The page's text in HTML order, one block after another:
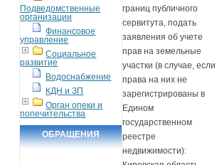
Подведомственные
организации
Финансовое
управление
Социальное
развитие
Водоснабжение
КДН и ЗП
Орган опеки и
попечительства
ОБРАЩЕНИЯ
границ публичного
сервитута, подать
заявления об учете
прав на земельные
участки (в случае, если
права на них не
зарегистрированы в
Едином
государственном
реестре
недвижимости):